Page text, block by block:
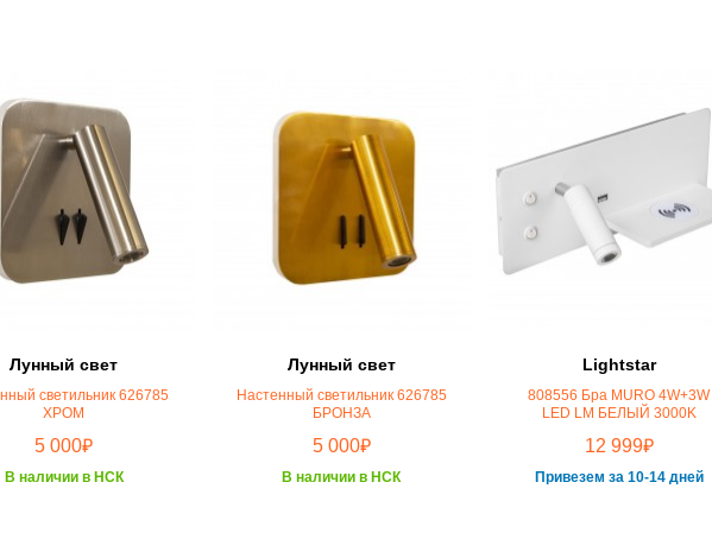
Лунный свет
светильник 626785
ХРОМ
5 000₽
В наличии в НСК
Лунный свет
Настенный светильник 626785
БРОНЗА
5 000₽
В наличии в НСК
Lightstar
808556 Бра MURO 4W+3W
LED LM БЕЛЫЙ 3000K
12 999₽
Привезем за 10-14 дней